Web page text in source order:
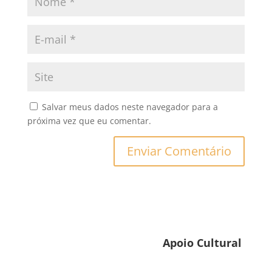
Salvar meus dados neste navegador para a
próxima vez que eu comentar.
Apoio Cultural